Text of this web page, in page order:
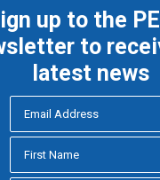
up to the
to
latest news